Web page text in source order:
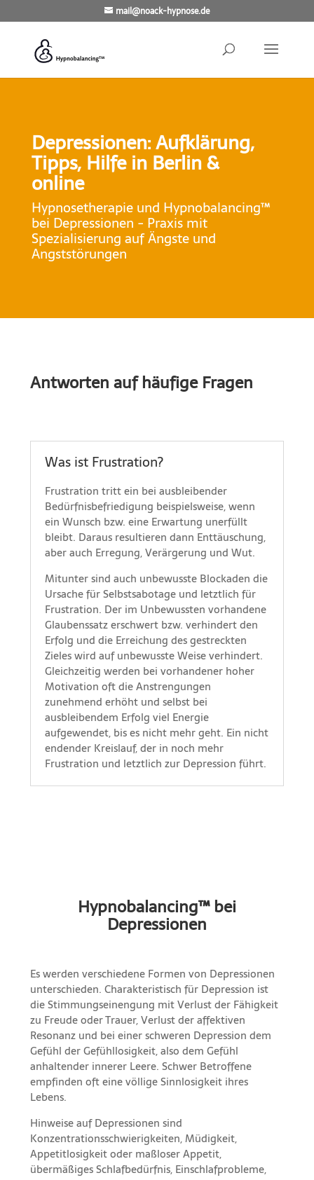
mail@noack-hypnose.de
Depressionen: Aufklärung,
Tipps, Hilfe in Berlin &
online
Hypnosetherapie und Hypnobalancing™
bei Depressionen - Praxis mit
Spezialisierung auf Ängste und
Angststörungen
Antworten auf häufige Fragen
Was ist Frustration?
Frustration tritt ein bei ausbleibender
Bedürfnisbefriedigung beispielsweise, wenn
ein Wunsch bzw. eine Erwartung unerfüllt
bleibt. Daraus resultieren dann Enttäuschung,
aber auch Erregung, Verärgerung und Wut.
Mitunter sind auch unbewusste Blockaden die
Ursache für Selbstsabotage und letztlich für
Frustration. Der im Unbewussten vorhandene
Glaubenssatz erschwert bzw. verhindert den
Erfolg und die Erreichung des gestreckten
Zieles wird auf unbewusste Weise verhindert.
Gleichzeitig werden bei vorhandener hoher
Motivation oft die Anstrengungen
zunehmend erhöht und selbst bei
ausbleibendem Erfolg viel Energie
aufgewendet, bis es nicht mehr geht. Ein nicht
endender Kreislauf, der in noch mehr
Frustration und letztlich zur Depression führt.
Hypnobalancing™ bei
Depressionen
Es werden verschiedene Formen von Depressionen
unterschieden. Charakteristisch für Depression ist
die Stimmungseinengung mit Verlust der Fähigkeit
zu Freude oder Trauer, Verlust der affektiven
Resonanz und bei einer schweren Depression dem
Gefühl der Gefühllosigkeit, also dem Gefühl
anhaltender innerer Leere. Schwer Betroffene
empfinden oft eine völlige Sinnlosigkeit ihres
Lebens.
Hinweise auf Depressionen sind
Konzentrationsschwierigkeiten, Müdigkeit,
Appetitlosigkeit oder maßloser Appetit,
übermäßiges Schlafbedürfnis, Einschlafprobleme,